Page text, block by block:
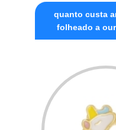
quanto custa
folheado a